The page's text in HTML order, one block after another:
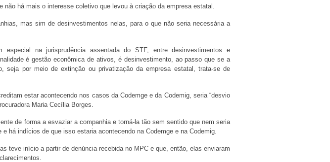
há mais o interesse coletivo que levou à criação da empresa estatal.
mas sim de desinvestimentos nelas, para o que não seria necessária a
na jurisprudência assentada do STF, entre desinvestimentos e
é gestão econômica de ativos, é desinvestimento, ao passo que se a
seja por meio de extinção ou privatização da empresa estatal, trata-se de
estar acontecendo nos casos da Codemge e da Codemig, seria “desvio
Maria Cecília Borges.
de forma a esvaziar a companhia e torná-la tão sem sentido que nem seria
há indícios de que isso estaria acontecendo na Codemge e na Codemig.
teve início a partir de denúncia recebida no MPC e que, então, elas enviaram